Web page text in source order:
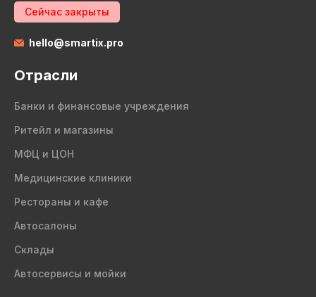
Сейчас закрыты
hello@smartix.pro
Отрасли
Банки и финансовые учреждения
Ритейл и магазины
МФЦ и ЦОН
Медицинские клиники
Рестораны и кафе
Автосалоны
Склады
Автосервисы и мойки